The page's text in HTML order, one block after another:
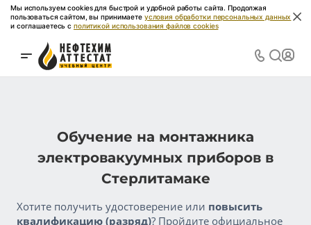
Мы используем cookies для быстрой и удобной работы сайта. Продолжая
пользоваться сайтом, вы принимаете условия обработки персональных данных
и соглашаетесь с политикой использования файлов cookies
Обучение на монтажника
электровакуумных приборов в
Стерлитамаке
Хотите получить удостоверение или повысить
квалификацию (разряд)? Пройдите официальное